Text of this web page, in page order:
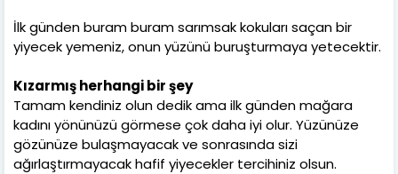
İlk günden buram buram sarımsak kokuları saçan bir
yiyecek yemeniz, onun yüzünü buruşturmaya yetecektir.
Kızarmış herhangi bir şey
Tamam kendiniz olun dedik ama ilk günden mağara
kadını yönünüzü görmese çok daha iyi olur. Yüzünüze
gözünüze bulaşmayacak ve sonrasında sizi
ağırlaştırmayacak hafif yiyecekler tercihiniz olsun.